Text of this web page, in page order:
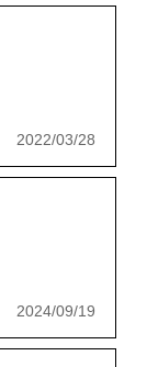
2022/03/28
2024/09/19